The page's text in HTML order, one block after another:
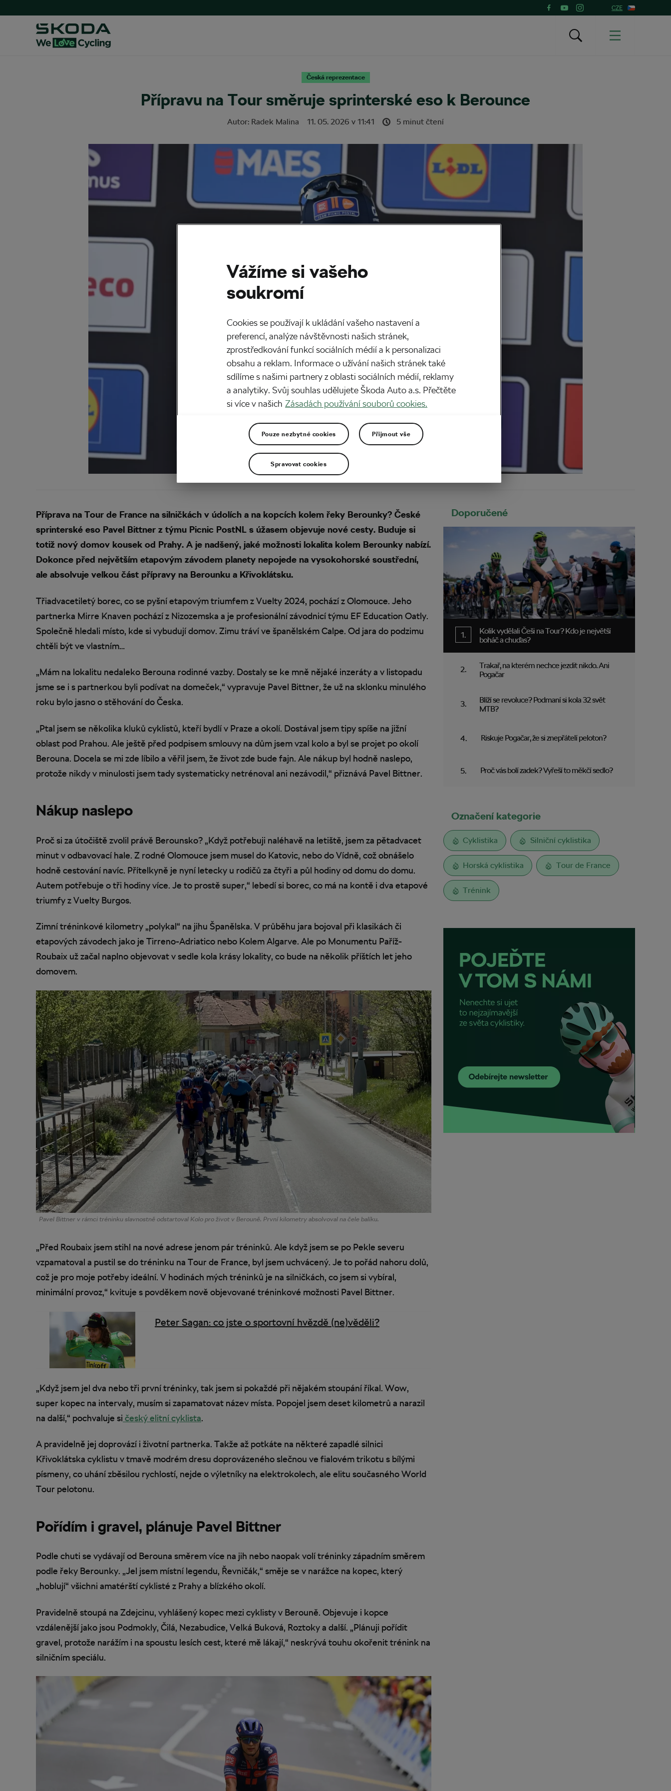
CZE
Česká reprezentace
Přípravu na Tour směruje sprinterské eso k Berounce
Autor: Radek Malina 11. 05. 2026 v 11:41 5 minut čtení
Příprava na Tour de France na silničkách v údolích a na kopcích kolem řeky Berounky? České
sprinterské eso Pavel Bittner z týmu Picnic PostNL s úžasem objevuje nové cesty. Buduje si
totiž nový domov kousek od Prahy. A je nadšený, jaké možnosti lokalita kolem Berounky nabízí.
Dokonce před největším etapovým závodem planety nepojede na vysokohorské soustřední,
ale absolvuje velkou část přípravy na Berounku a Křivoklátsku.
Třiadvacetiletý borec, co se pyšní etapovým triumfem z Vuelty 2024, pochází z Olomouce. Jeho
partnerka Mirre Knaven pochází z Nizozemska a je profesionální závodnicí týmu EF Education Oatly.
Společně hledali místo, kde si vybudují domov. Zimu tráví ve španělském Calpe. Od jara do podzimu
chtěli být ve vlastním…
„Mám na lokalitu nedaleko Berouna rodinné vazby. Dostaly se ke mně nějaké inzeráty a v listopadu
jsme se i s partnerkou byli podívat na domeček,“ vypravuje Pavel Bittner, že už na sklonku minulého
roku bylo jasno o stěhování do Česka.
„Ptal jsem se několika kluků cyklistů, kteří bydlí v Praze a okolí. Dostával jsem tipy spíše na jižní
oblast pod Prahou. Ale ještě před podpisem smlouvy na dům jsem vzal kolo a byl se projet po okolí
Berouna. Docela se mi zde líbilo a věřil jsem, že život zde bude fajn. Ale nákup byl hodně naslepo,
protože nikdy v minulosti jsem tady systematicky netrénoval ani nezávodil,“ přiznává Pavel Bittner.
Nákup naslepo
Proč si za útočiště zvolil právě Berounsko? „Když potřebuji naléhavě na letiště, jsem za pětadvacet
minut v odbavovací hale. Z rodné Olomouce jsem musel do Katovic, nebo do Vídně, což obnášelo
hodně cestování navíc. Přítelkyně je nyní letecky u rodičů za čtyři a půl hodiny od domu do domu.
Autem potřebuje o tři hodiny více. Je to prostě super,“ lebedí si borec, co má na kontě i dva etapové
triumfy z Vuelty Burgos.
Zimní tréninkové kilometry „polykal“ na jihu Španělska. V průběhu jara bojoval při klasikách či
etapových závodech jako je Tirreno-Adriatico nebo Kolem Algarve. Ale po Monumentu Paříž-
Roubaix už začal naplno objevovat v sedle kola krásy lokality, co bude na několik příštích let jeho
domovem.
Pavel Bittner v rámci tréninku slavnostně odstartoval Kolo pro život v Berouně. První kilometry absolvoval na čele balíku.
„Před Roubaix jsem stihl na nové adrese jenom pár tréninků. Ale když jsem se po Pekle severu
vzpamatoval a pustil se do tréninku na Tour de France, byl jsem uchvácený. Je to pořád nahoru dolů,
což je pro moje potřeby ideální. V hodinách mých tréninků je na silničkách, co jsem si vybíral,
minimální provoz,“ kvituje s povděkem nově objevované tréninkové možnosti Pavel Bittner.
Peter Sagan: co jste o sportovní hvězdě (ne)věděli?
„Když jsem jel dva nebo tři první tréninky, tak jsem si pokaždé při nějakém stoupání říkal. Wow,
super kopec na intervaly, musím si zapamatovat název místa. Popojel jsem deset kilometrů a narazil
na další,“ pochvaluje si český elitní cyklista.
A pravidelně jej doprovází i životní partnerka. Takže až potkáte na některé zapadlé silnici
Křivoklátska cyklistu v tmavě modrém dresu doprovázeného slečnou ve fialovém trikotu s bílými
písmeny, co uhání zběsilou rychlostí, nejde o výletníky na elektrokolech, ale elitu současného World
Tour pelotonu.
Pořídím i gravel, plánuje Pavel Bittner
Podle chuti se vydávají od Berouna směrem více na jih nebo naopak volí tréninky západním směrem
podle řeky Berounky. „Jel jsem místní legendu, Řevničák,“ směje se v narážce na kopec, který
„hoblují“ všichni amatérští cyklisté z Prahy a blízkého okolí.
Pravidelně stoupá na Zdejcinu, vyhlášený kopec mezi cyklisty v Berouně. Objevuje i kopce
vzdálenější jako jsou Podmokly, Čilá, Nezabudice, Velká Buková, Roztoky a další. „Plánuji pořídit
gravel, protože narážím i na spoustu lesích cest, které mě lákají,“ neskrývá touhu okořenit trénink na
silničním speciálu.
Doporučené
Kolik vydělali Češi na Tour? Kdo je největší
boháč a chuďas?
Trakař, na kterém nechce jezdit nikdo. Ani
Pogačar
Blíží se revoluce? Podmaní si kola 32 svět
MTB?
Riskuje Pogačar, že si znepřátelí peloton?
Proč vás bolí zadek? Vyřeší to měkčí sedlo?
Označení kategorie
Cyklistika Silniční cyklistika
Horská cyklistika Tour de France
Trénink
Vážíme si vašeho
soukromí
Cookies se používají k ukládání vašeho nastavení a
preferencí, analýze návštěvnosti našich stránek,
zprostředkování funkcí sociálních médií a k personalizaci
obsahu a reklam. Informace o užívání našich stránek také
sdílíme s našimi partnery z oblasti sociálních médií, reklamy
a analytiky. Svůj souhlas udělujete Škoda Auto a.s. Přečtěte
si více v našich Zásadách používání souborů cookies.
Pouze nezbytné cookies Přijmout vše
Spravovat cookies